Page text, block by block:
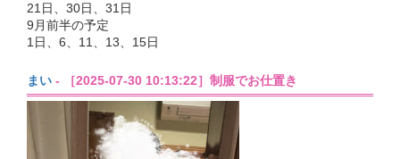
21日、30日、31日
9月前半の予定
1日、6、11、13、15日
まい - ［2025-07-30 10:13:22］制服でお仕置き